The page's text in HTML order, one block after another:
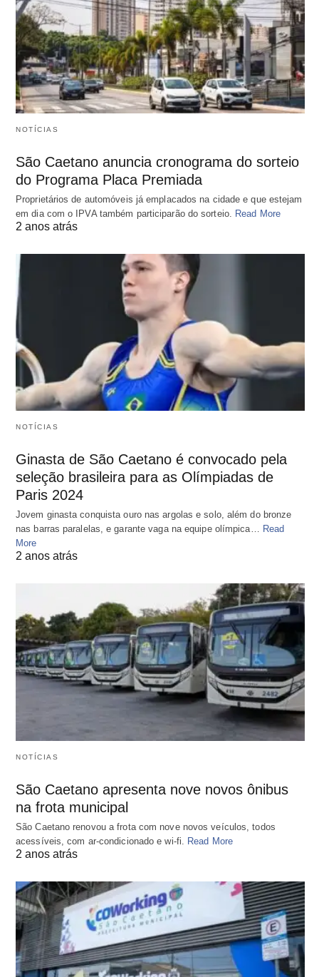
NOTÍCIAS
São Caetano anuncia cronograma do sorteio
do Programa Placa Premiada
Proprietários de automóveis já emplacados na cidade e que estejam
em dia com o IPVA também participarão do sorteio. Read More
2 anos atrás
NOTÍCIAS
Ginasta de São Caetano é convocado pela
seleção brasileira para as Olímpiadas de
Paris 2024
Jovem ginasta conquista ouro nas argolas e solo, além do bronze
nas barras paralelas, e garante vaga na equipe olímpica… Read
More
2 anos atrás
NOTÍCIAS
São Caetano apresenta nove novos ônibus
na frota municipal
São Caetano renovou a frota com nove novos veículos, todos
acessíveis, com ar-condicionado e wi-fi.
Read More
2 anos atrás